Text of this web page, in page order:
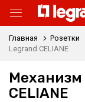
Главная Розетки
Legrand CELIANE
Механизм
CELIANE